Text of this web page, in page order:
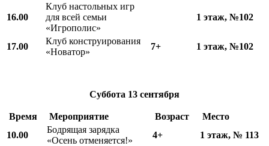
16.00
Клуб настольных игр
для всей семьи
«Игрополис»
1 этаж, №102
17.00
Клуб конструирования
«Новатор»
7+ 1 этаж, №102
Суббота 13 сентября
Время Мероприятие Возраст
Место
10.00
Бодрящая зарядка
«Осень отменяется!»
4+ 1 этаж, № 113